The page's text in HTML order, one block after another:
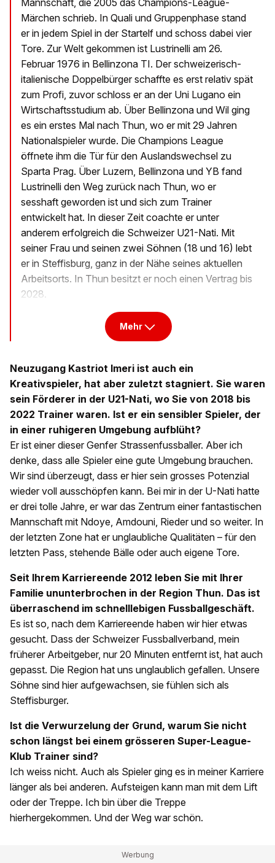
Mannschaft, die 2005 das Champions-League-
Märchen schrieb. In Quali und Gruppenphase stand
er in jedem Spiel in der Startelf und schoss dabei vier
Tore. Zur Welt gekommen ist Lustrinelli am 26.
Februar 1976 in Bellinzona TI. Der schweizerisch-
italienische Doppelbürger schaffte es erst relativ spät
zum Profi, zuvor schloss er an der Uni Lugano ein
Wirtschaftsstudium ab. Über Bellinzona und Wil ging
es ein erstes Mal nach Thun, wo er mit 29 Jahren
Nationalspieler wurde. Die Champions League
öffnete ihm die Tür für den Auslandswechsel zu
Sparta Prag. Über Luzern, Bellinzona und YB fand
Lustrinelli den Weg zurück nach Thun, wo er
sesshaft geworden ist und sich zum Trainer
entwickelt hat. In dieser Zeit coachte er unter
anderem erfolgreich die Schweizer U21-Nati. Mit
seiner Frau und seinen zwei Söhnen (18 und 16) lebt
er in Steffisburg, ganz in der Nähe seines aktuellen
Arbeitsorts. In Thun besitzt er noch einen Vertrag bis
2028.
Mehr
Neuzugang Kastriot Imeri ist auch ein
Kreativspieler, hat aber zuletzt stagniert. Sie waren
sein Förderer in der U21-Nati, wo Sie von 2018 bis
2022 Trainer waren. Ist er ein sensibler Spieler, der
in einer ruhigeren Umgebung aufblüht?
Er ist einer dieser Genfer Strassenfussballer. Aber ich
denke, dass alle Spieler eine gute Umgebung brauchen.
Wir sind überzeugt, dass er hier sein grosses Potenzial
wieder voll ausschöpfen kann. Bei mir in der U-Nati hatte
er drei tolle Jahre, er war das Zentrum einer fantastischen
Mannschaft mit Ndoye, Amdouni, Rieder und so weiter. In
der letzten Zone hat er unglaubliche Qualitäten – für den
letzten Pass, stehende Bälle oder auch eigene Tore.
Seit Ihrem Karriereende 2012 leben Sie mit Ihrer
Familie ununterbrochen in der Region Thun. Das ist
überraschend im schnelllebigen Fussballgeschäft.
Es ist so, nach dem Karriereende haben wir hier etwas
gesucht. Dass der Schweizer Fussballverband, mein
früherer Arbeitgeber, nur 20 Minuten entfernt ist, hat auch
gepasst. Die Region hat uns unglaublich gefallen. Unsere
Söhne sind hier aufgewachsen, sie fühlen sich als
Steffisburger.
Ist die Verwurzelung der Grund, warum Sie nicht
schon längst bei einem grösseren Super-League-
Klub Trainer sind?
Ich weiss nicht. Auch als Spieler ging es in meiner Karriere
länger als bei anderen. Aufsteigen kann man mit dem Lift
oder der Treppe. Ich bin über die Treppe
hierhergekommen. Und der Weg war schön.